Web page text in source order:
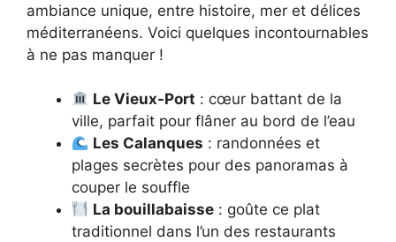
ambiance unique, entre histoire, mer et délices
méditerranéens. Voici quelques incontournables
à ne pas manquer !
Le Vieux-Port : cœur battant de la
ville, parfait pour flâner au bord de l’eau
Les Calanques : randonnées et
plages secrètes pour des panoramas à
couper le souffle
La bouillabaisse : goûte ce plat
traditionnel dans l’un des restaurants